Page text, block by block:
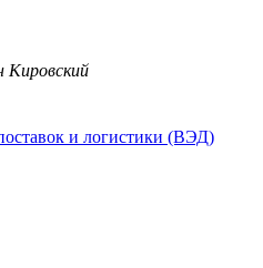
Кировский
и логистики (ВЭД)